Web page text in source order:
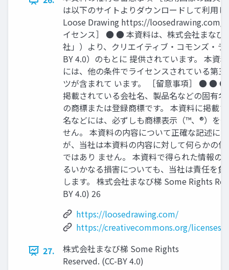
は以下のサイトよりダウンロードして利用
Loose Drawing https://loosedrawing.com/
イセンス］ ● ● 本資料は、株式会社まなび
社」）より、クリエイティブ・コモンズ・ラ
BY 4.0）のもとに 提供されています。 本資
には、他の条件でライセンスされている第
ツが含まれて います。 ［留意事項］ ● ●
掲載されている会社名、製品名などの固有
の商標または登録商標です。 本資料に掲載
名などには、必ずしも商標表示（™、®）を
せん。 本資料の内容について正確な記述に
が、当社は本資料の内容に対して何らかの
ではあり ません。 本資料で得られた情報の
るいかなる損害についても、当社は責任を
します。 株式会社まなび梯 Some Rights
BY 4.0) 26
https://loosedrawing.com/
https://creativecommons.org/licenses/
27.
株式会社まなび梯 Some Rights
Reserved. (CC-BY 4.0)